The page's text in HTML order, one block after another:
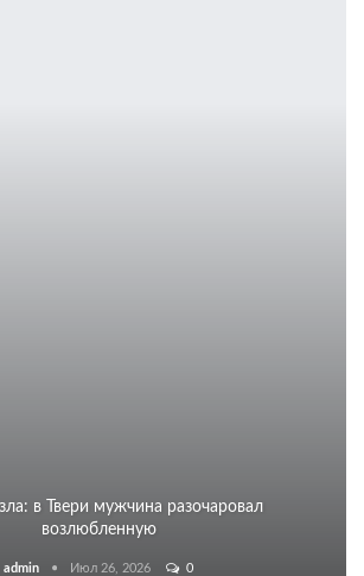
в Твери мужчина разочаровал
возлюбленную
admin Июл 26, 2026 0